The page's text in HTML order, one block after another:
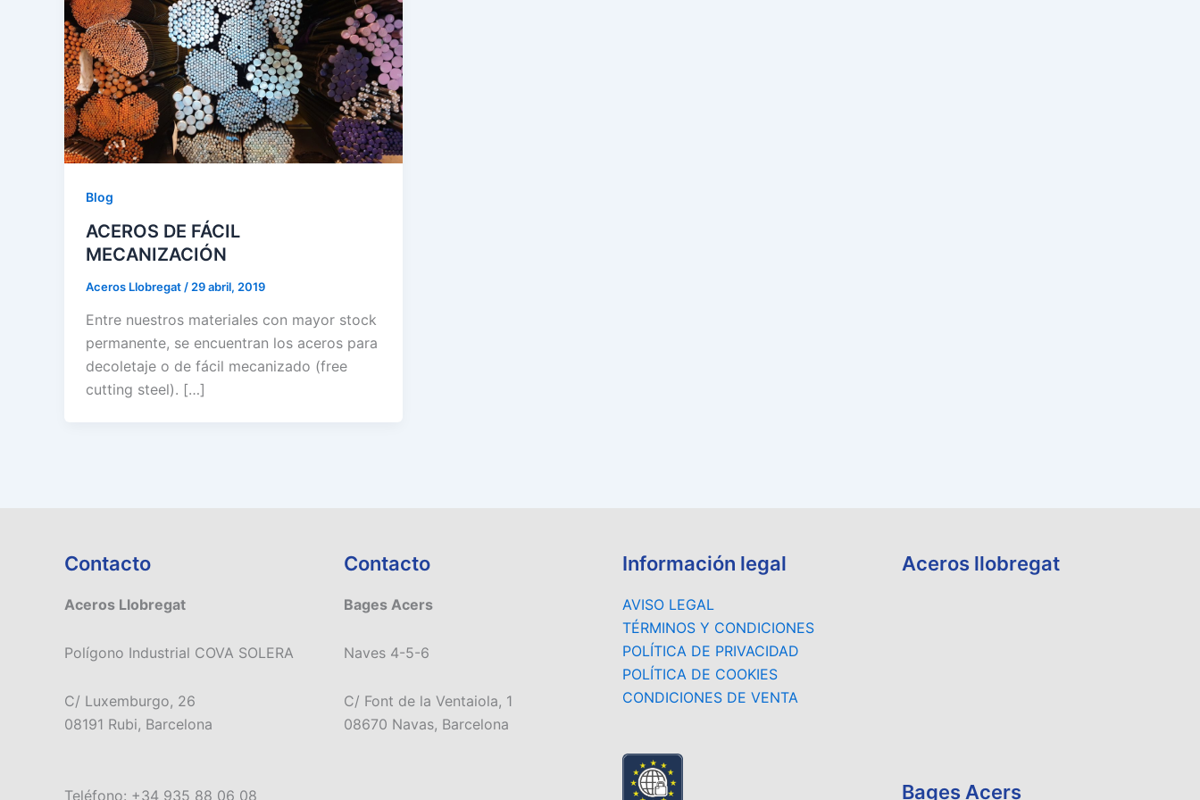
Blog
ACEROS DE FÁCIL
MECANIZACIÓN
Aceros Llobregat / 29 abril, 2019
Entre nuestros materiales con mayor stock
permanente, se encuentran los aceros para
decoletaje o de fácil mecanizado (free
cutting steel). […]
Contacto
Aceros Llobregat
Polígono Industrial COVA SOLERA
C/ Luxemburgo, 26
08191 Rubi, Barcelona
Teléfono: +34 935 88 06 08
Contacto
Bages Acers
Naves 4-5-6
C/ Font de la Ventaiola, 1
08670 Navas, Barcelona
Información legal
AVISO LEGAL
TÉRMINOS Y CONDICIONES
POLÍTICA DE PRIVACIDAD
POLÍTICA DE COOKIES
CONDICIONES DE VENTA
Aceros llobregat
Bages Acers